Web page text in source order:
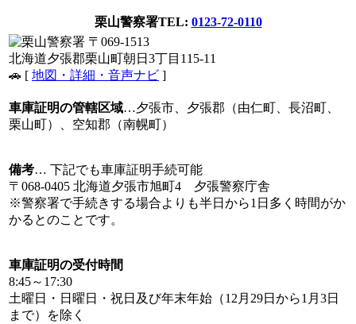
栗山警察署TEL: 0123-72-0110
〒069-1513
北海道夕張郡栗山町朝日3丁目115-11
🚗 [ 地図・詳細・音声ナビ ]
車庫証明の管轄区域…夕張市、夕張郡（由仁町、長沼町、
栗山町）、空知郡（南幌町）
備考… 下記でも車庫証明手続可能
〒068-0405 北海道夕張市旭町4 夕張警察庁舎
※警察署で手続きする場合よりも半日から1日多く時間がか
かるとのことです。
車庫証明の受付時間
8:45～17:30
土曜日・日曜日・祝日及び年末年始（12月29日から1月3日
まで）を除く